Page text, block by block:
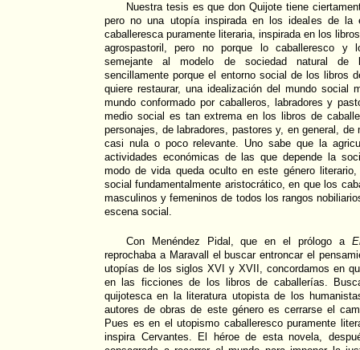
Nuestra tesis es que don Quijote tiene
pero no una utopía inspirada en los ideales de la
caballeresca puramente literaria, inspirada en los
agrospastoril, pero no porque lo caballeresco y
semejante al modelo de sociedad natural de
sencillamente porque el entorno social de los libros
quiere restaurar, una idealización del mundo social
mundo conformado por caballeros, labradores y
medio social es tan extrema en los libros de
personajes, de labradores, pastores y, en general,
casi nula o poco relevante. Uno sabe que la
actividades económicas de las que depende la
modo de vida queda oculto en este género
social fundamentalmente aristocrático, en que los
masculinos y femeninos de todos los rangos
escena social.
Con Menéndez Pidal, que en el prólogo a
reprochaba a Maravall el buscar entroncar el
utopías de los siglos XVI y XVII, concordamos en
en las ficciones de los libros de caballerías.
quijotesca en la literatura utopista de los
autores de obras de este género es cerrarse el
Pues es en el utopismo caballeresco puramente
inspira Cervantes. El héroe de esta novela,